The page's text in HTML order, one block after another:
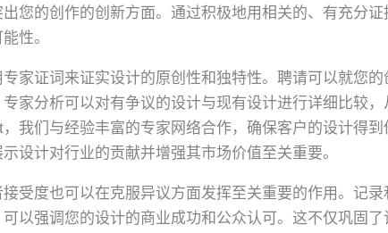
您的创作的创新方面。通过积极地用相关的、有充分
性。
家证词来证实设计的原创性和独特性。聘请可以就您
家分析可以对有争议的设计与现有设计进行详细比较
我们与经验丰富的专家网络合作，确保客户的设计得
设计对行业的贡献并增强其市场价值至关重要。
受度也可以在克服异议方面发挥至关重要的作用。记
以强调您的设计的商业成功和公众认可。这不仅巩固